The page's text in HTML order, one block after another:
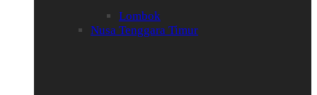
Lombok
Nusa Tenggara Timur